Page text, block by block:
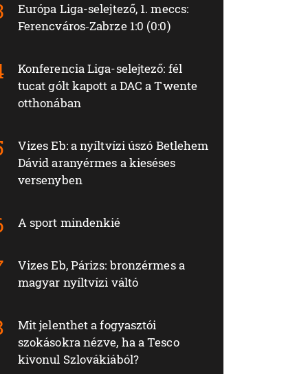
Európa Liga-selejtező, 1. meccs:
Ferencváros‑Zabrze 1:0 (0:0)
Konferencia Liga-selejtező: fél
tucat gólt kapott a DAC a Twente
otthonában
Vizes Eb: a nyíltvízi úszó Betlehem
Dávid aranyérmes a kieséses
versenyben
A sport mindenkié
Vizes Eb, Párizs: bronzérmes a
magyar nyíltvízi váltó
Mit jelenthet a fogyasztói
szokásokra nézve, ha a Tesco
kivonul Szlovákiából?